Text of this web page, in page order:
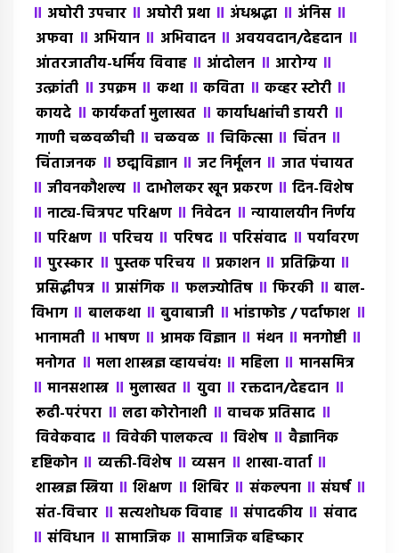
॥ अघोरी उपचार ॥ अघोरी प्रथा ॥ अंधश्रद्धा ॥ अंंनिस ॥
अफवा ॥ अभियान ॥ अभिवादन ॥ अवयवदान/देहदान ॥
आंतरजातीय-धर्मिय विवाह ॥ आंदोलन ॥ आरोग्य ॥
उत्क्रांती ॥ उपक्रम ॥ कथा ॥कविता ॥ कव्हर स्टोरी ॥
कायदे ॥ कार्यकर्ता मुलाखत ॥ कार्याधक्षांची डायरी ॥
गाणी चळवळीची ॥चळवळ ॥ चिकित्सा ॥ चिंतन ॥
चिंताजनक ॥ छद्मविज्ञान ॥ जट निर्मूलन ॥ जात पंचायत
॥जीवनकौशल्य ॥ दाभोलकर खून प्रकरण ॥दिन-विशेष
॥नाट्य-चित्रपट परिक्षण ॥निवेदन ॥ न्यायालयीन निर्णय
॥परिक्षण ॥ परिचय ॥ परिषद ॥परिसंवाद ॥ पर्यावरण
॥पुरस्कार ॥ पुस्तक परिचय ॥ प्रकाशन ॥ प्रतिक्रिया ॥
प्रसिद्धीपत्र ॥ प्रासंगिक ॥ फलज्योतिष ॥फिरकी ॥ बाल-
विभाग ॥ बालकथा ॥बुवाबाजी ॥भांडाफोड / पर्दाफाश ॥
भानामती ॥भाषण ॥ भ्रामक विज्ञान ॥ मंथन ॥मनगोष्टी ॥
मनोगत ॥ मला शास्त्रज्ञ व्हायचंय! ॥महिला ॥ मानसमित्र
॥मानसशास्त्र ॥ मुलाखत ॥ युवा ॥रक्तदान/देहदान ॥
रूढी-परंपरा ॥ लढा कोरोनाशी ॥ वाचक प्रतिसाद ॥
विवेकवाद ॥ विवेकी पालकत्व ॥ विशेष ॥ वैज्ञानिक
दृष्टिकोन ॥ व्यक्ती-विशेष ॥व्यसन ॥ शाखा-वार्ता ॥
शास्त्रज्ञ स्त्रिया ॥शिक्षण ॥ शिबिर ॥ संकल्पना ॥संघर्ष ॥
संत-विचार ॥ सत्यशोधक विवाह ॥ संपादकीय ॥ संवाद
॥संविधान ॥ सामाजिक ॥ सामाजिक बहिष्कार